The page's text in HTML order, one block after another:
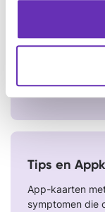
tricks artikelen
Download hier
Tips en
App-kaarten
symptomen die